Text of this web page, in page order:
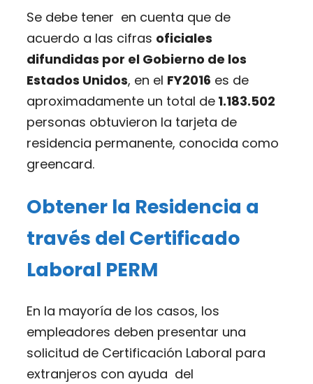
Se debe tener en cuenta que de
acuerdo a las cifras oficiales
difundidas por el Gobierno de los
Estados Unidos, en el FY2016 es de
aproximadamente un total de 1.183.502
personas obtuvieron la tarjeta de
residencia permanente, conocida como
greencard.
Obtener la Residencia a
través del Certificado
Laboral PERM
En la mayoría de los casos, los
empleadores deben presentar una
solicitud de Certificación Laboral para
extranjeros con ayuda del